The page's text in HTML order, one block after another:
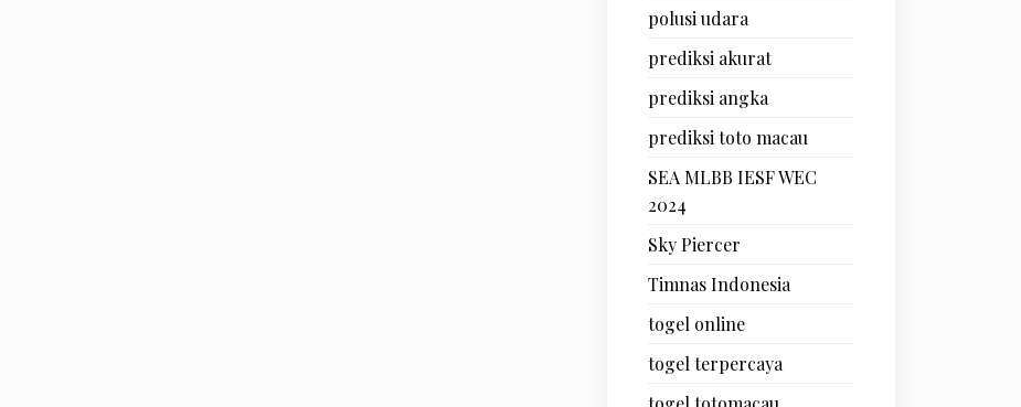
polusi udara
prediksi akurat
prediksi angka
prediksi toto macau
SEA MLBB IESF WEC
2024
Sky Piercer
Timnas Indonesia
togel online
togel terpercaya